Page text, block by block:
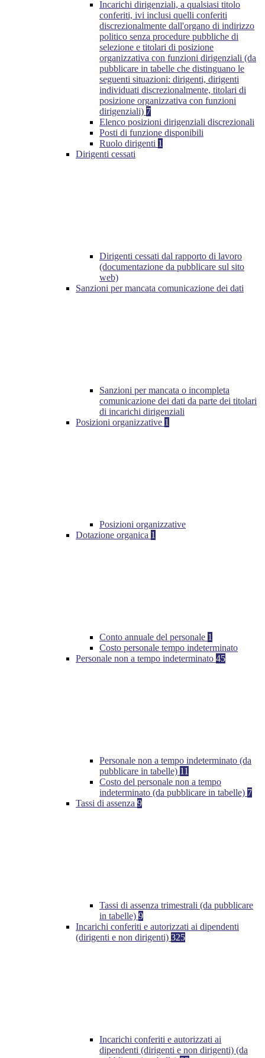
Incarichi dirigenziali, a qualsiasi titolo
conferiti, ivi inclusi quelli conferiti
discrezionalmente dall'organo di indirizzo
politico senza procedure pubbliche di
selezione e titolari di posizione
organizzativa con funzioni dirigenziali (da
pubblicare in tabelle che distinguano le
seguenti situazioni: dirigenti, dirigenti
individuati discrezionalmente, titolari di
posizione organizzativa con funzioni
dirigenziali) 7
Elenco posizioni dirigenziali discrezionali
Posti di funzione disponibili
Ruolo dirigenti 1
Dirigenti cessati
Dirigenti cessati dal rapporto di lavoro
(documentazione da pubblicare sul sito
web)
Sanzioni per mancata comunicazione dei dati
Sanzioni per mancata o incompleta
comunicazione dei dati da parte dei titolari
di incarichi dirigenziali
Posizioni organizzative 1
Posizioni organizzative
Dotazione organica 1
Conto annuale del personale 1
Costo personale tempo indeterminato
Personale non a tempo indeterminato 45
Personale non a tempo indeterminato (da
pubblicare in tabelle) 11
Costo del personale non a tempo
indeterminato (da pubblicare in tabelle) 7
Tassi di assenza 9
Tassi di assenza trimestrali (da pubblicare
in tabelle) 9
Incarichi conferiti e autorizzati ai dipendenti
(dirigenti e non dirigenti) 325
Incarichi conferiti e autorizzati ai
dipendenti (dirigenti e non dirigenti) (da